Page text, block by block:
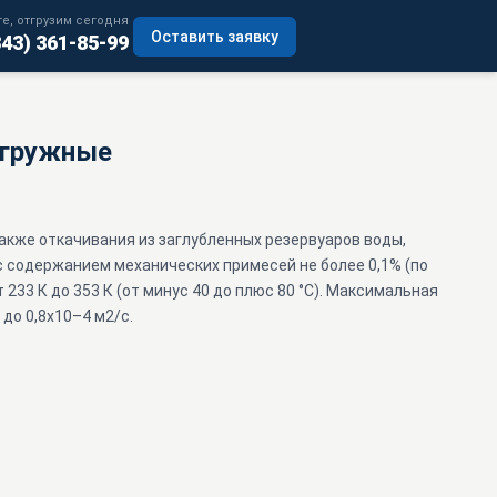
отгрузим сегодня
361-85-99 Оставить заявку
откачивания из заглубленных резервуаров воды,
механических примесей не более 0,1% (по
К до 353 К (от минус 40 до плюс 80 °С). Максимальная
0,8х10–4 м2/с.